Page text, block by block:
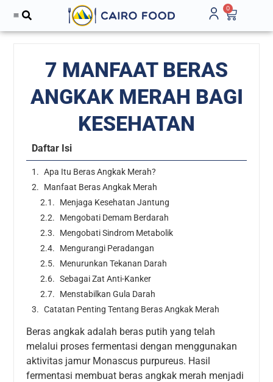
0
7 MANFAAT BERAS
ANGKAK MERAH BAGI
KESEHATAN
Daftar Isi
Apa Itu Beras Angkak Merah?
Manfaat Beras Angkak Merah
Menjaga Kesehatan Jantung
Mengobati Demam Berdarah
Mengobati Sindrom Metabolik
Mengurangi Peradangan
Menurunkan Tekanan Darah
Sebagai Zat Anti-Kanker
Menstabilkan Gula Darah
Catatan Penting Tentang Beras Angkak Merah
Beras angkak adalah beras putih yang telah
melalui proses fermentasi dengan menggunakan
aktivitas jamur Monascus purpureus. Hasil
fermentasi membuat beras angkak merah menjadi